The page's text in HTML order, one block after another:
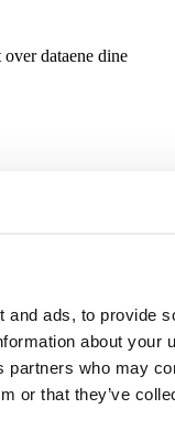
ads, to provide
about your
who may
or that they’ve
dataene dine